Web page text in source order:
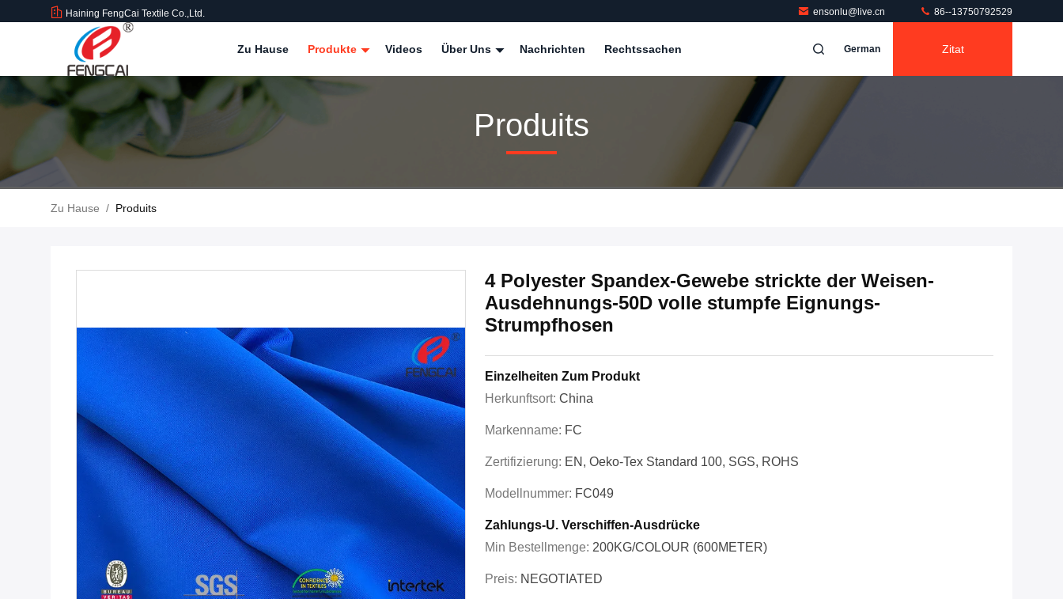
Haining FengCai Textile Co.,Ltd. ensonlu@live.cn 86--13750792529
Zu Hause Produkte Videos Über Uns Nachrichten Rechtssachen German Zitat
Produits
Zu Hause / Produits
4 Polyester Spandex-Gewebe strickte der Weisen-
Ausdehnungs-50D volle stumpfe Eignungs-
Strumpfhosen
Einzelheiten Zum Produkt
Herkunftsort: China
Markenname: FC
Zertifizierung: EN, Oeko-Tex Standard 100, SGS, ROHS
Modellnummer: FC049
Zahlungs-U. Verschiffen-Ausdrücke
Min Bestellmenge: 200KG/COLOUR (600METER)
Preis: NEGOTIATED